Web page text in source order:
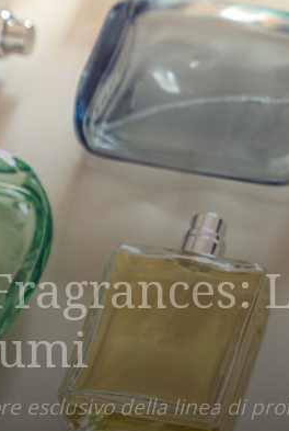
esclusivo della linea di